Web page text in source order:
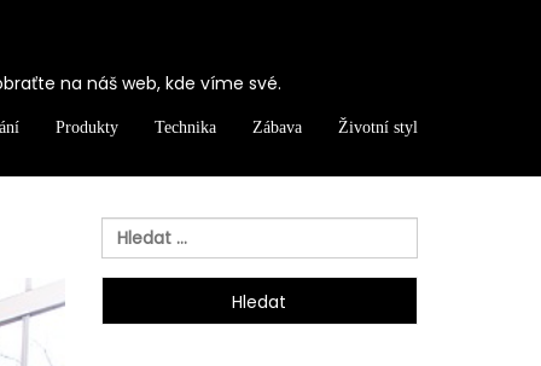
na náš web, kde víme své.
Produkty Technika Zábava Životní styl
Vyhledávání